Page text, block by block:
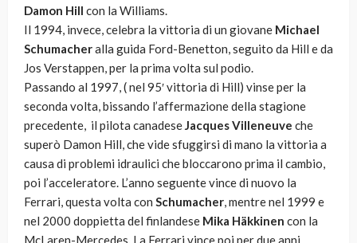
Damon Hill con la Williams.
Il 1994, invece, celebra la vittoria di un giovane Michael
Schumacheralla guida Ford-Benetton, seguito da Hill e da
Jos Verstappen, per la prima volta sul podio.
Passando al 1997, ( nel 95′ vittoria di Hill) vinse per la
seconda volta, bissando l’affermazione della stagione
precedente, il pilota canadeseJacques Villeneuve che
superò Damon Hill, che vide sfuggirsi di mano la vittoria a
causa di problemi idraulici che bloccarono prima il cambio,
poi l’acceleratore. L’anno seguente vince di nuovo la
Ferrari, questa volta con Schumacher, mentre nel 1999 e
nel 2000 doppietta del finlandese Mika Häkkinen con la
McLaren-Mercedes. La Ferrari vince poi per due anni